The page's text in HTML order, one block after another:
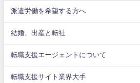
派遣労働を希望する方へ
結婚、出産と転社
転職支援エージェントについて
転職支援サイト業界大手